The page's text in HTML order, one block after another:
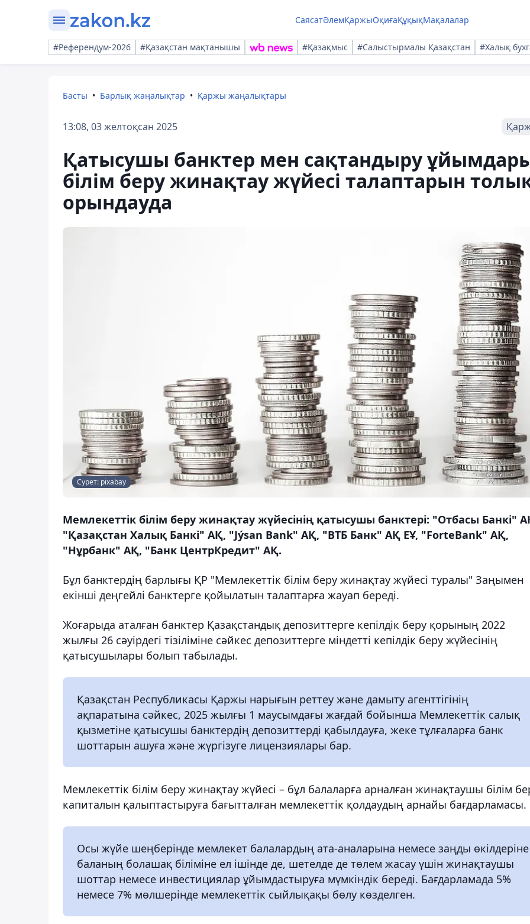
СаясатӘлемҚаржыОқиғаҚұқықМақалалар
#Референдум-2026 #Қазақстан мақтанышы #Қазақмыс #Салыстырмалы Қазақстан #Халық
Басты Барлық жаңалықтар Қаржы жаңалықтары
13:08, 03 желтоқсан 2025
Қатысушы банктер мен сақтандыру
білім беру жинақтау жүйесі талаптарын
орындауда
Сурет: pixabay
Мемлекеттік білім беру жинақтау жүйесінің қатысушы банктері: "Отбасы Банкі"
"Қазақстан Халық Банкі" АҚ, "Jýsan Bank" АҚ, "ВТБ Банк" АҚ ЕҰ, "ForteBank" АҚ,
"Нұрбанк" АҚ, "Банк ЦентрКредит" АҚ.
Бұл банктердің барлығы ҚР "Мемлекеттік білім беру жинақтау жүйесі туралы" Заңымен
екінші деңгейлі банктерге қойылатын талаптарға жауап береді.
Жоғарыда аталған банктер Қазақстандық депозиттерге кепілдік беру қорының 2022
жылғы 26 сәуірдегі тізіліміне сәйкес депозиттерге міндетті кепілдік беру жүйесінің
қатысушылары болып табылады.
Қазақстан Республикасы Қаржы нарығын реттеу және дамыту агенттігінің
ақпаратына сәйкес, 2025 жылғы 1 маусымдағы жағдай бойынша Мемлекеттік салық
қызметіне қатысушы банктердің депозиттерді қабылдауға, жеке тұлғаларға банк
шоттарын ашуға және жүргізуге лицензиялары бар.
Мемлекеттік білім беру жинақтау жүйесі – бұл балаларға арналған жинақтаушы білім
капиталын қалыптастыруға бағытталған мемлекеттік қолдаудың арнайы бағдарламасы.
Осы жүйе шеңберінде мемлекет балалардың ата-аналарына немесе заңды өкілдеріне
баланың болашақ біліміне ел ішінде де, шетелде де төлем жасау үшін жинақтаушы
шоттар немесе инвестициялар ұйымдастыруға мүмкіндік береді. Бағдарламада 5%
немесе 7% мөлшерінде мемлекеттік сыйлықақы бөлу көзделген.